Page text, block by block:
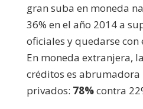
gran suba en moneda
36% en el año 2014 a
oficiales y quedarse con
En moneda extranjera,
créditos es abrumadora
privados: 78%contra